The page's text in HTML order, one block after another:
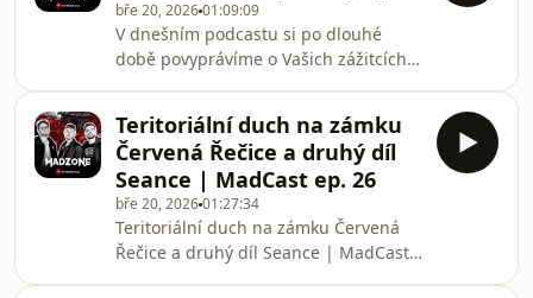
entity, tak trochu nakousneme i
emocionální zhroucení majitelů, které
zasálo asi každého.
bře 20, 202601:09:09
V dnešním podcastu si po dlouhé
době povyprávíme o Vašich zážitcích s
Pokud máš i ty svůj zážitek a chceš,
aby zazněl ve videu, neboj se ho
napsat na email: vase-
pribehy@madzone.cz
Teritoriální duch na zámku
Červená Řečice a druhý díl
Seance | MadCast ep. 26
bře 20, 202601:27:34
Teritoriální duch na zámku Červená
Řečice a druhý díl Seance | MadCast